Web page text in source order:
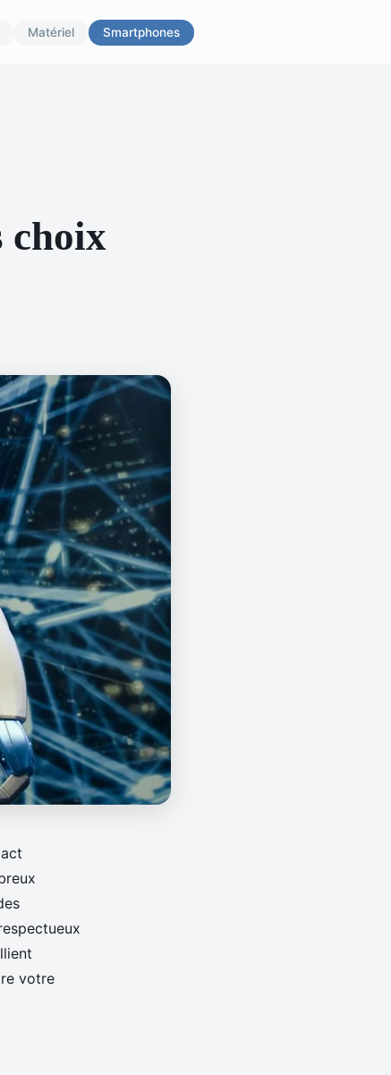
Matériel Smartphones
choix
votre